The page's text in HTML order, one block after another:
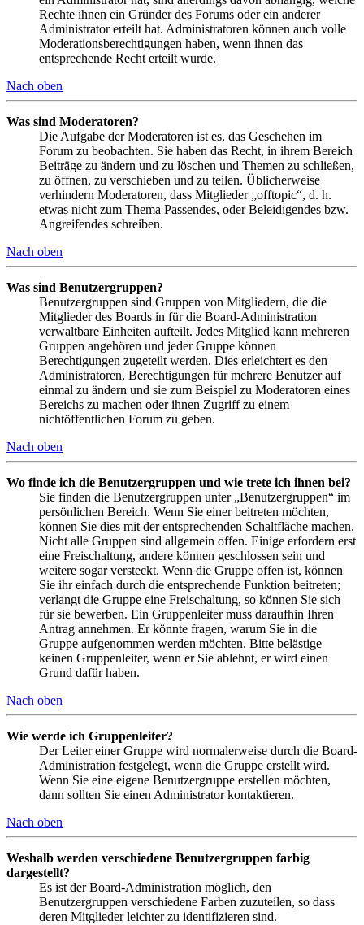
Rechte ihnen ein Gründer des Forums oder ein anderer
Administrator erteilt hat. Administratoren können auch volle
Moderationsberechtigungen haben, wenn ihnen das
entsprechende Recht erteilt wurde.
Nach oben
Was sind Moderatoren?
Die Aufgabe der Moderatoren ist es, das Geschehen im
Forum zu beobachten. Sie haben das Recht, in ihrem Bereich
Beiträge zu ändern und zu löschen und Themen zu schließen,
zu öffnen, zu verschieben und zu teilen. Üblicherweise
verhindern Moderatoren, dass Mitglieder „offtopic“, d. h.
etwas nicht zum Thema Passendes, oder Beleidigendes bzw.
Angreifendes schreiben.
Nach oben
Was sind Benutzergruppen?
Benutzergruppen sind Gruppen von Mitgliedern, die die
Mitglieder des Boards in für die Board-Administration
verwaltbare Einheiten aufteilt. Jedes Mitglied kann mehreren
Gruppen angehören und jeder Gruppe können
Berechtigungen zugeteilt werden. Dies erleichtert es den
Administratoren, Berechtigungen für mehrere Benutzer auf
einmal zu ändern und sie zum Beispiel zu Moderatoren eines
Bereichs zu machen oder ihnen Zugriff zu einem
nichtöffentlichen Forum zu geben.
Nach oben
Wo finde ich die Benutzergruppen und wie trete ich ihnen bei?
Sie finden die Benutzergruppen unter „Benutzergruppen“ im
persönlichen Bereich. Wenn Sie einer beitreten möchten,
können Sie dies mit der entsprechenden Schaltfläche machen.
Nicht alle Gruppen sind allgemein offen. Einige erfordern erst
eine Freischaltung, andere können geschlossen sein und
weitere sogar versteckt. Wenn die Gruppe offen ist, können
Sie ihr einfach durch die entsprechende Funktion beitreten;
verlangt die Gruppe eine Freischaltung, so können Sie sich
für sie bewerben. Ein Gruppenleiter muss daraufhin Ihren
Antrag annehmen. Er könnte fragen, warum Sie in die
Gruppe aufgenommen werden möchten. Bitte belästige
keinen Gruppenleiter, wenn er Sie ablehnt, er wird einen
Grund dafür haben.
Nach oben
Wie werde ich Gruppenleiter?
Der Leiter einer Gruppe wird normalerweise durch die Board-
Administration festgelegt, wenn die Gruppe erstellt wird.
Wenn Sie eine eigene Benutzergruppe erstellen möchten,
dann sollten Sie einen Administrator kontaktieren.
Nach oben
Weshalb werden verschiedene Benutzergruppen farbig
dargestellt?
Es ist der Board-Administration möglich, den
Benutzergruppen verschiedene Farben zuzuteilen, so dass
deren Mitglieder leichter zu identifizieren sind.